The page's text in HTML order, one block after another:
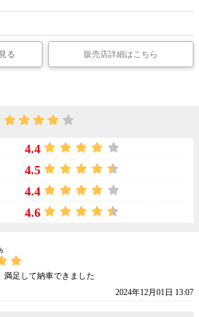
る 販売店詳細はこちら
4.4
4.5
4.4
4.6
満足して納車できました
2024年12月01日 13:07